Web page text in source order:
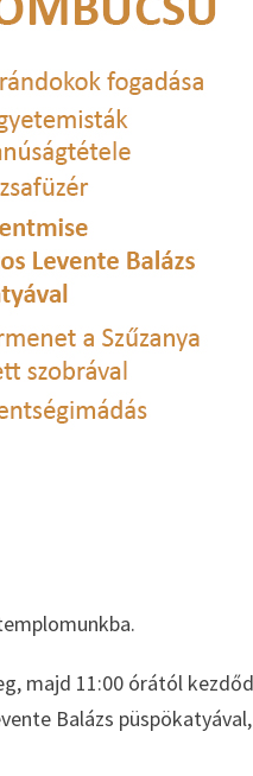
majd 11:00 órától
Balázs